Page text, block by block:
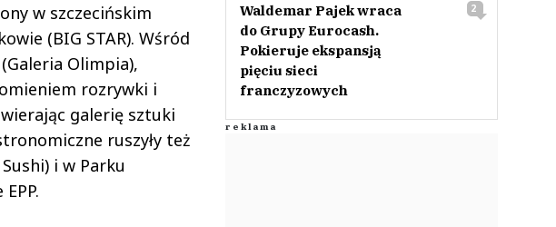
w szczecińskim
(BIG STAR). Wśród
Olimpia),
rozrywki i
galerię sztuki
ruszyły też
i w Parku
Waldemar Pajek wraca
do Grupy Eurocash.
Pokieruje ekspansją
pięciu sieci
franczyzowych
2